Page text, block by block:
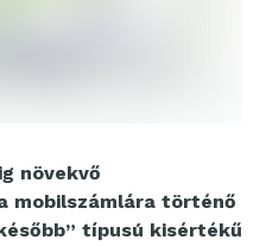
növekvő
mobilszámlára történő
típusú kisértékű